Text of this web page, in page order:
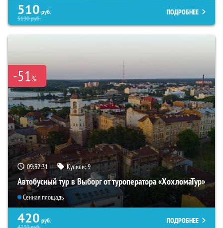
510 руб.
5190руб.
ПОДРОБНЕЕ
-51%
09:32:30 Купили:9
Автобусный тур в Выборг от туроператора «ХохломаТур»
Сенная площадь
420 руб.
ПОДРОБНЕЕ